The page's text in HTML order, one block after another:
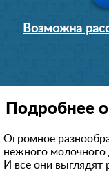
Возможна
Подробнее
Огромное
нежного молочного
И все они выглядят